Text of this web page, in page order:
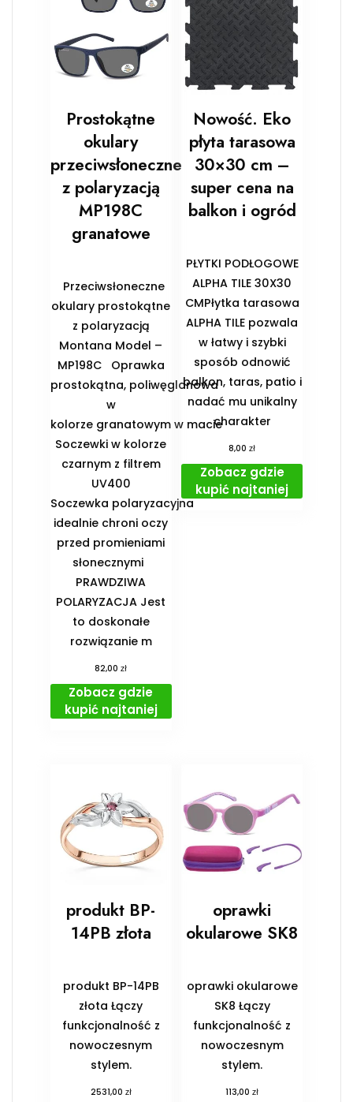
Prostokątne
okulary
przeciwsłoneczne
z polaryzacją
MP198C
granatowe
Przeciwsłoneczne
okulary prostokątne
z polaryzacją
Montana Model –
MP198C Oprawka
prostokątna, poliwęglanowa
w
kolorze granatowym w macie
Soczewki w kolorze
czarnym z filtrem
UV400
Soczewka polaryzacyjna
idealnie chroni oczy
przed promieniami
słonecznymi
PRAWDZIWA
POLARYZACJA Jest
to doskonałe
rozwiązanie m
82,00zł
Zobacz gdzie
kupić najtaniej
Nowość. Eko
płyta tarasowa
30×30 cm –
super cena na
balkon i ogród
PŁYTKI PODŁOGOWE
ALPHA TILE 30X30
CMPłytka tarasowa
ALPHA TILE pozwala
w łatwy i szybki
sposób odnowić
balkon, taras, patio i
nadać mu unikalny
charakter
8,00zł
Zobacz gdzie
kupić najtaniej
produkt BP-
14PB złota
produkt BP-14PB
złota Łączy
funkcjonalność z
nowoczesnym
stylem.
2531,00 zł
oprawki
okularowe SK8
oprawki okularowe
SK8 Łączy
funkcjonalność z
nowoczesnym
stylem.
113,00zł